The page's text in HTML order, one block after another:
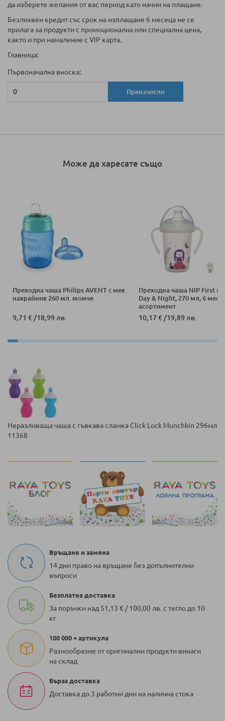
да изберете желания от вас период като начин на плащане.
Безлихвен кредит със срок на изплащане 6 месеца не се
прилага за продукти с промоционална или специална цена,
както и при намаление с VIP карта.
Главница:
Първоначална вноска:
Преизчисли
Може да харесате също
Преходна чаша Philips AVENT с мек
накрайник 260 мл. момче
9,71 €/18,99 лв.
Преходна чаша NIP First
Day & Night, 270 мл, 6
асортимент
10,17 €/19,89 лв.
Неразливаща чаша с гъвкава сламка Click Lock Munchkin 296мл
11368
Връщане и замяна
14 дни право на връщане без допълнителни
въпроси
Безплатна доставка
За поръчки над 51,13 € / 100,00 лв. с тегло до 10
кг
100 000 + артикула
Разнообразие от оригинални продукти винаги
на склад
Бърза доставка
Доставка до 3 работни дни на налична стока